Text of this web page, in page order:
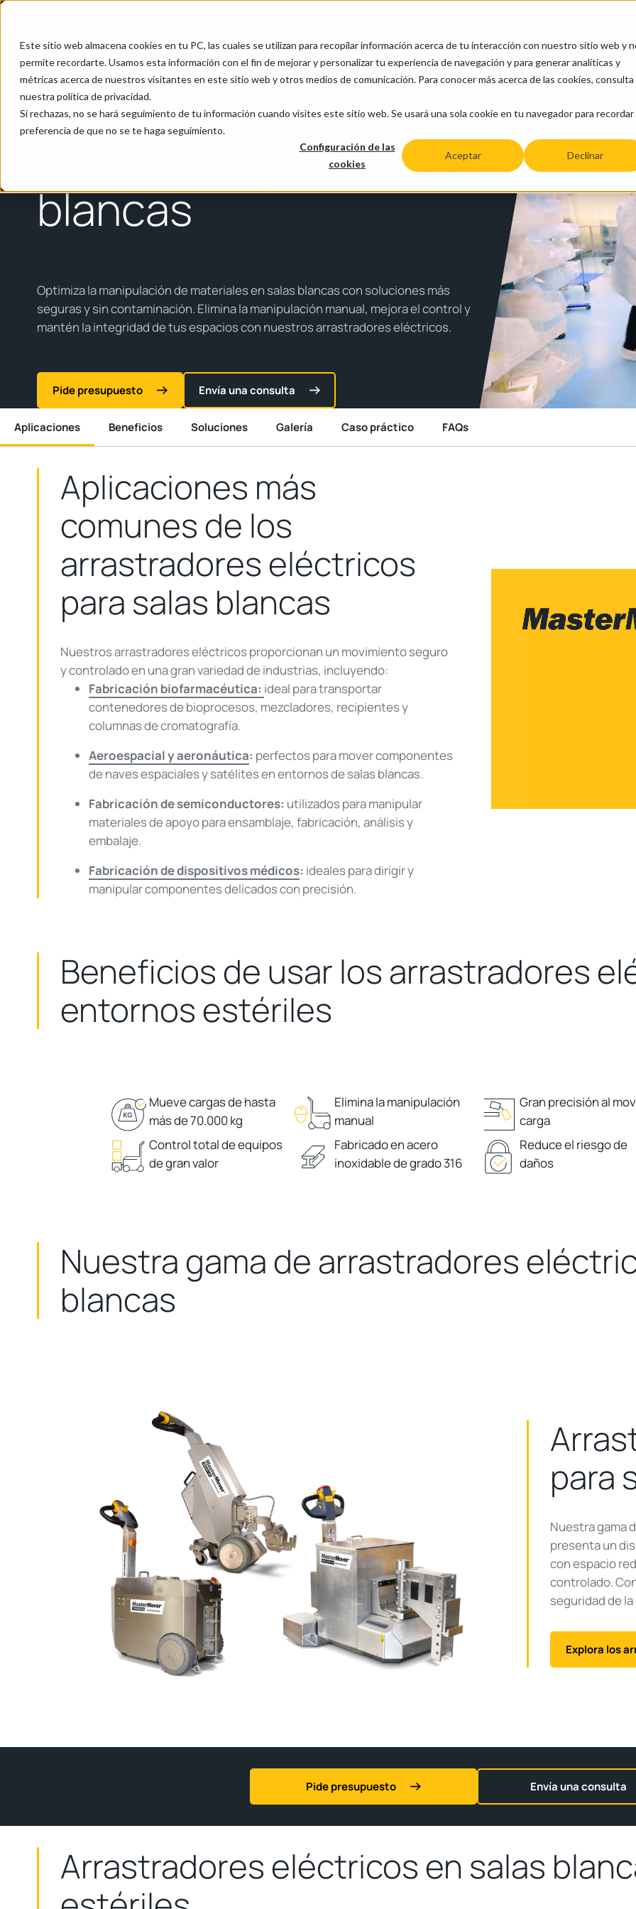
Este sitio web almacena cookies en tu PC, las cuales se utilizan para recopilar información acerca de tu interacción con nuestro sitio web y
permite recordarte. Usamos esta información con el fin de mejorar y personalizar tu experiencia de navegación y para generar analíticas y
métricas acerca de nuestros visitantes en este sitio web y otros medios de comunicación. Para conocer más acerca de las cookies, consulta
nuestra política de privacidad.
Si rechazas, no se hará seguimiento de tu información cuando visites este sitio web. Se usará una sola cookie en tu navegador para
preferencia de que no se te haga seguimiento.
Configuración de las
cookies
Aceptar Declinar
Productos Industrias Aplicaciones Recursos
Inicio/ Industria farmacéutica y ciencias biosanitarias/ Equipos para salas blancas
Soluciones para salas
blancas
Optimiza la manipulación de materiales en salas blancas con soluciones más
seguras y sin contaminación. Elimina la manipulación manual, mejora el control y
mantén la integridad de tus espacios con nuestros arrastradores eléctricos.
Pide presupuesto Envía una consulta
Aplicaciones Beneficios Soluciones Galería Caso práctico FAQs
Aplicaciones más
comunes de los
arrastradores eléctricos
para salas blancas
Nuestros arrastradores eléctricos proporcionan un movimiento seguro
y controlado en una gran variedad de industrias, incluyendo:
Fabricación biofarmacéutica: ideal para transportar
contenedores de bioprocesos, mezcladores, recipientes y
columnas de cromatografía.
Aeroespacial y aeronáutica: perfectos para mover componentes
de naves espaciales y satélites en entornos de salas blancas.
Fabricación de semiconductores: utilizados para manipular
materiales de apoyo para ensamblaje, fabricación, análisis y
embalaje.
Fabricación de dispositivos médicos: ideales para dirigir y
manipular componentes delicados con precisión.
Beneficios de usar los arrastradores
entornos estériles
Mueve cargas de hasta
más de 70.000 kg
Elimina la manipulación
manual
Gran precisión al
carga
Control total de equipos
de gran valor
Fabricado en acero
inoxidable de grado 316
Reduce el riesgo de
daños
Nuestra gama de arrastradores
blancas
para
Nuestra gama
presenta un
con espacio
controlado.
seguridad de
Explora los
Pide presupuesto Envía una consulta
Arrastradores eléctricos en salas